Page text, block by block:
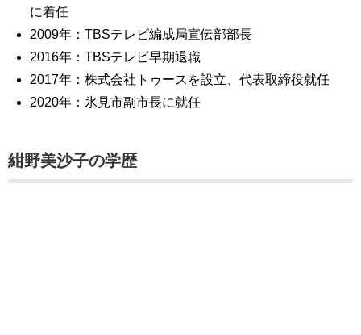
に着任
2009年：TBSテレビ編成局宣伝部部長
2016年：TBSテレビ早期退職
2017年：株式会社トゥースを設立、代表取締役就任
2020年：氷見市副市長に就任
紺野美沙子の学歴